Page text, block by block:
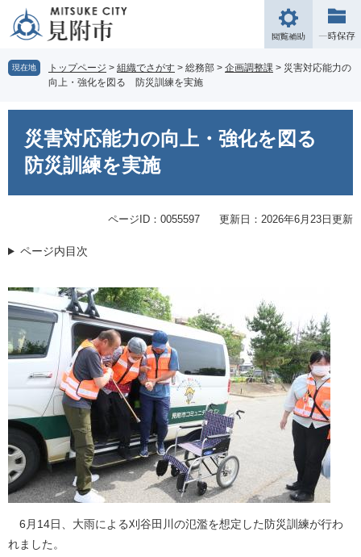
の
先
で
ー
を
ば
へ
閲
覧
補
現在地 トップページ > 組織でさがす > 総務部 > 企画調整課 > 災害対応能力の
向上・強化を図る 防災訓練を実施
災害対応能力の向上・強化を図る
防災訓練を実施
ページID：0055597 更新日：2026年6月23日更新
ページ内目次
6月14日、大雨による刈谷田川の氾濫を想定した防災訓練が行わ
れました。